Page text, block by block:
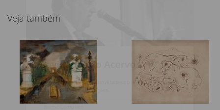
Veja também
Novidades do Acervo!
Seja o primeiro a receber novidades do acervo e agenda dos
próximos leilões e exposições.